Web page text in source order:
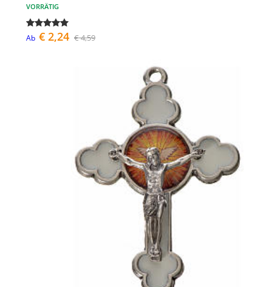
VORRÄTIG
Ab € 2,24 € 4,59